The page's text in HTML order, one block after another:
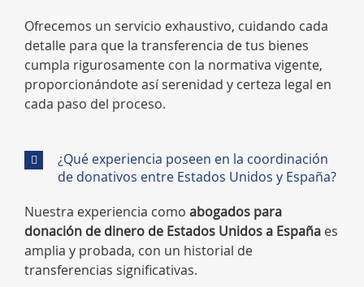
Ofrecemos un servicio exhaustivo, cuidando cada
detalle para que la transferencia de tus bienes
cumpla rigurosamente con la normativa vigente,
proporcionándote así serenidad y certeza legal en
cada paso del proceso.
¿Qué experiencia poseen en la coordinación
de donativos entre Estados Unidos y España?
Nuestra experiencia como abogados para
donación de dinero de Estados Unidos a España es
amplia y probada, con un historial de
transferencias significativas.